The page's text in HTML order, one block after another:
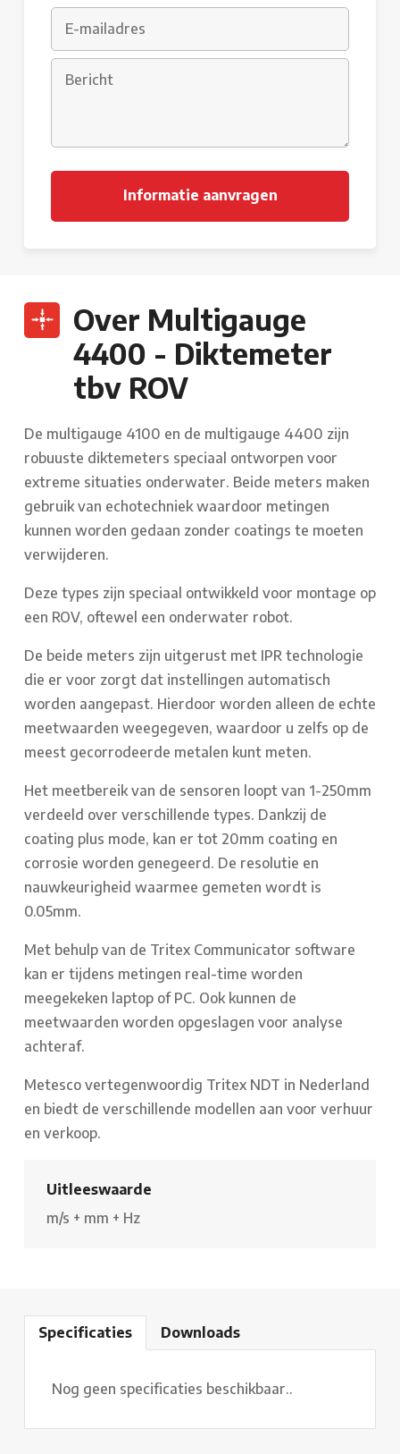
Over Multigauge
4400 - Diktemeter
tbv ROV
De multigauge 4100 en de multigauge 4400 zijn
robuuste diktemeters speciaal ontworpen voor
extreme situaties onderwater. Beide meters maken
gebruik van echotechniek waardoor metingen
kunnen worden gedaan zonder coatings te moeten
verwijderen.
Deze types zijn speciaal ontwikkeld voor montage op
een ROV, oftewel een onderwater robot.
De beide meters zijn uitgerust met IPR technologie
die er voor zorgt dat instellingen automatisch
worden aangepast. Hierdoor worden alleen de echte
meetwaarden weegegeven, waardoor u zelfs op de
meest gecorrodeerde metalen kunt meten.
Het meetbereik van de sensoren loopt van 1-250mm
verdeeld over verschillende types. Dankzij de
coating plus mode, kan er tot 20mm coating en
corrosie worden genegeerd. De resolutie en
nauwkeurigheid waarmee gemeten wordt is
0.05mm.
Met behulp van de Tritex Communicator software
kan er tijdens metingen real-time worden
meegekeken laptop of PC. Ook kunnen de
meetwaarden worden opgeslagen voor analyse
achteraf.
Metesco vertegenwoordig Tritex NDT in Nederland
en biedt de verschillende modellen aan voor verhuur
en verkoop.
Uitleeswaarde
m/s + mm + Hz
Specificaties Downloads
Nog geen specificaties beschikbaar..